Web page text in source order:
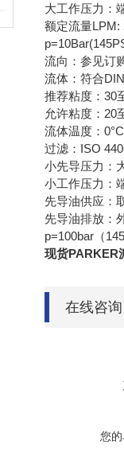
大工作压力：
额定流量LPM:
流向：参见订
流体：符合
推荐粘度：30
允许粘度：20
流体温度：
过滤：ISO
小先导压力：
小工作压力：
先导油供应：
先导油排放：
p=100bar（
现货PARKER
在线咨询
您的